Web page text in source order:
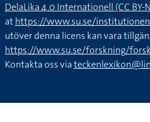
DelaLika 4.0 Internationell (CC BY-
athttps://www.su.se/
utöver denna licens kan vara
https://www.su.se/forskning/
Kontakta oss via